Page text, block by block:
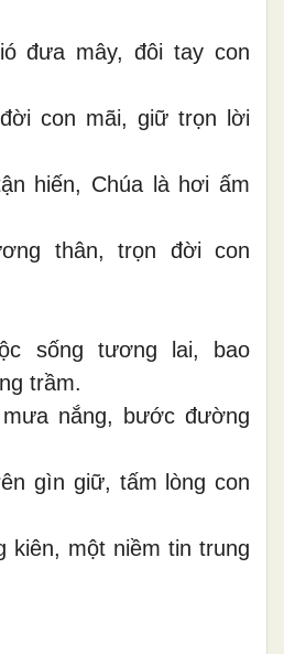
đưa mây, đôi tay con
con mãi, giữ trọn lời
hiến, Chúa là hơi ấm
thân, trọn đời con
sống tương lai, bao
trầm.
nắng, bước đường
gìn giữ, tấm lòng con
kiên, một niềm tin trung